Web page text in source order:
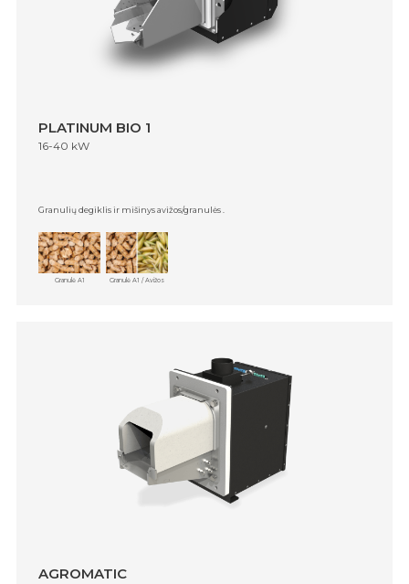
PLATINUM BIO 1
16-40 kW
Granulių degiklis ir mišinys avižos/granulės .
Granulė A1 Granulė A1 / Avižos
AGROMATIC